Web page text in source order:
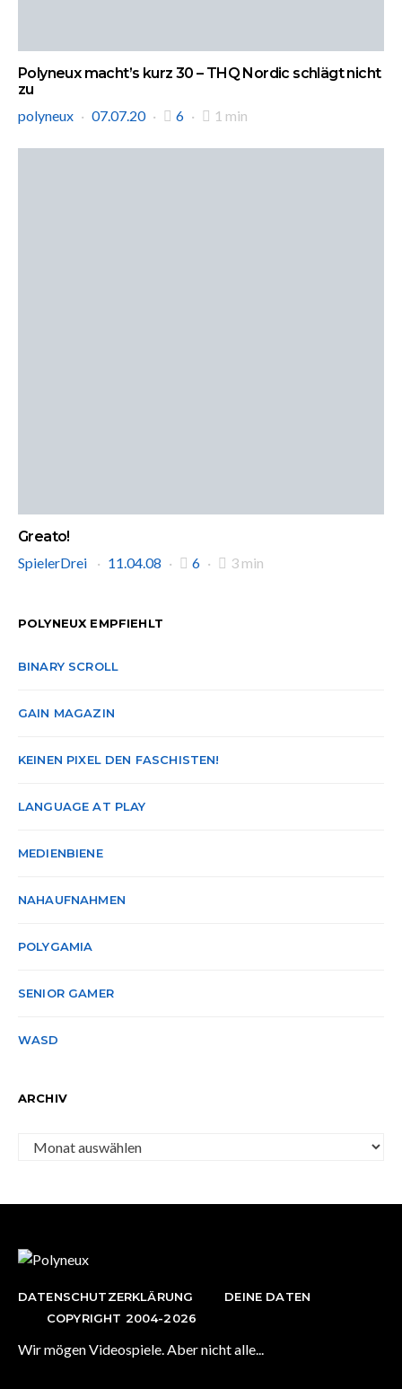
Polyneux macht’s kurz 30 – THQ Nordic schlägt nicht
zu
polyneux
07.07.20 6 1 min
Greato!
SpielerDrei
11.04.08 6 3 min
POLYNEUX EMPFIEHLT
BINARY SCROLL
GAIN MAGAZIN
KEINEN PIXEL DEN FASCHISTEN!
LANGUAGE AT PLAY
MEDIENBIENE
NAHAUFNAHMEN
POLYGAMIA
SENIOR GAMER
WASD
ARCHIV
Archiv
DATENSCHUTZERKLÄRUNG
DEINE DATEN
COPYRIGHT 2004-2026
Wir mögen Videospiele. Aber nicht alle...